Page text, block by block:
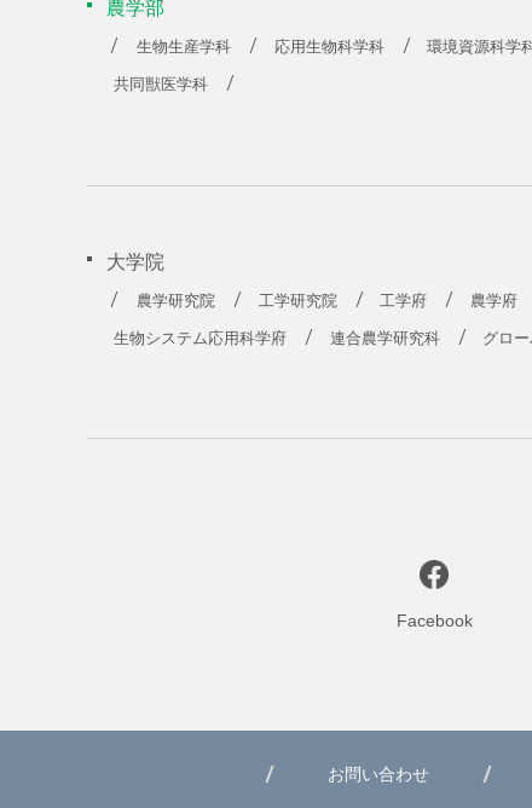
農学部
生物生産学科 応用生物科学科 環境資源科学
共同獣医学科
大学院
農学研究院 工学研究院 工学府 農学府
生物システム応用科学府 連合農学研究科 グロ
Facebook
お問い合わせ